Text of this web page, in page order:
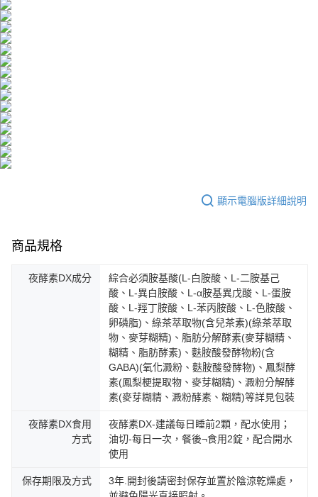
顯示電腦版詳細說明
商品規格
夜酵素DX成分
綜合必須胺基酸(L-白胺酸、L-二胺基己
酸、L-異白胺酸、L-α胺基異戊酸、L-蛋胺
酸、L-羥丁胺酸、L-苯丙胺酸、L-色胺酸、
卵磷脂)、綠茶萃取物(含兒茶素)(綠茶萃取
物、麥芽糊精)、脂肪分解酵素(麥芽糊精、
糊精、脂肪酵素)、麩胺酸發酵物粉(含
GABA)(氧化澱粉、麩胺酸發酵物)、鳳梨酵
素(鳳梨梗提取物、麥芽糊精)、澱粉分解酵
素(麥芽糊精、澱粉酵素、糊精)等詳見包裝
夜酵素DX食用
方式
夜酵素DX-建議每日睡前2顆，配水使用；
油切-每日一次，餐後¬食用2錠，配合開水
使用
保存期限及方式
3年.開封後請密封保存並置於陰涼乾燥處，